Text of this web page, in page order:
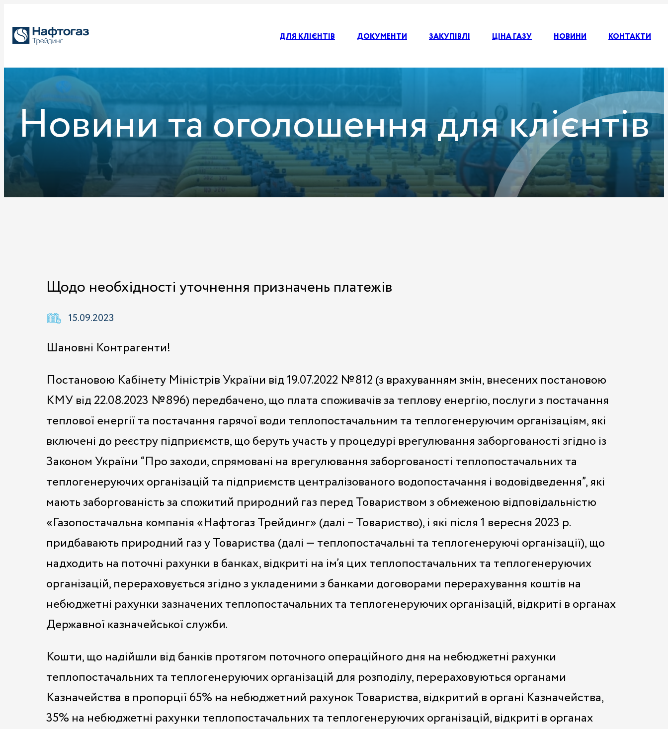
ДЛЯ КЛІЄНТІВ ДОКУМЕНТИ ЗАКУПІВЛІ ЦІНА ГАЗУ НОВИНИ КОНТАКТИ
Новини та оголошення для клієнтів
Щодо необхідності уточнення призначень платежів
15.09.2023
Шановні Контрагенти!
Постановою Кабінету Міністрів України від 19.07.2022 №812 (з врахуванням змін, внесених постановою
КМУ від 22.08.2023 №896) передбачено, що плата споживачів за теплову енергію, послуги з постачання
теплової енергії та постачання гарячої води теплопостачальним та теплогенеруючим організаціям, які
включені до реєстру підприємств, що беруть участь у процедурі врегулювання заборгованості згідно із
Законом України “Про заходи, спрямовані на врегулювання заборгованості теплопостачальних та
теплогенеруючих організацій та підприємств централізованого водопостачання і водовідведення”, які
мають заборгованість за спожитий природний газ перед Товариством з обмеженою відповідальністю
«Газопостачальна компанія «Нафтогаз Трейдинг» (далі – Товариство), і які після 1 вересня 2023 р.
придбавають природний газ у Товариства (далі — теплопостачальні та теплогенеруючі організації), що
надходить на поточні рахунки в банках, відкриті на ім’я цих теплопостачальних та теплогенеруючих
організацій, перераховується згідно з укладеними з банками договорами перерахування коштів на
небюджетні рахунки зазначених теплопостачальних та теплогенеруючих організацій, відкриті в органах
Державної казначейської служби.
Кошти, що надійшли від банків протягом поточного операційного дня на небюджетні рахунки
теплопостачальних та теплогенеруючих організацій для розподілу, перераховуються органами
Казначейства в пропорції 65% на небюджетний рахунок Товариства, відкритий в органі Казначейства,
35% на небюджетні рахунки теплопостачальних та теплогенеруючих організацій, відкриті в органах